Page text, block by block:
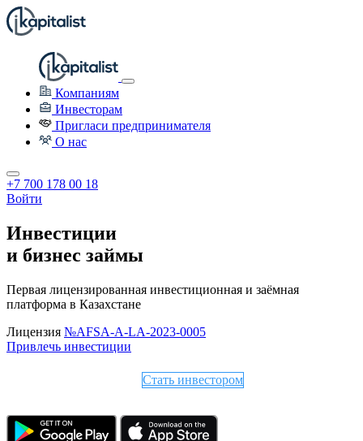
Компаниям
Инвесторам
Пригласи предпринимателя
О нас
+7 700 178 00 18
Войти
Инвестиции
и бизнес займы
Первая лицензированная инвестиционная и заёмная
платформа в Казахстане
Лицензия №AFSA-A-LA-2023-0005
Привлечь инвестиции
Стать инвестором